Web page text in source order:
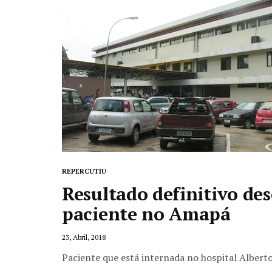
REPERCUTIU
Resultado definitivo
paciente no Amapá
23, Abril, 2018
Paciente que está internada no hospital